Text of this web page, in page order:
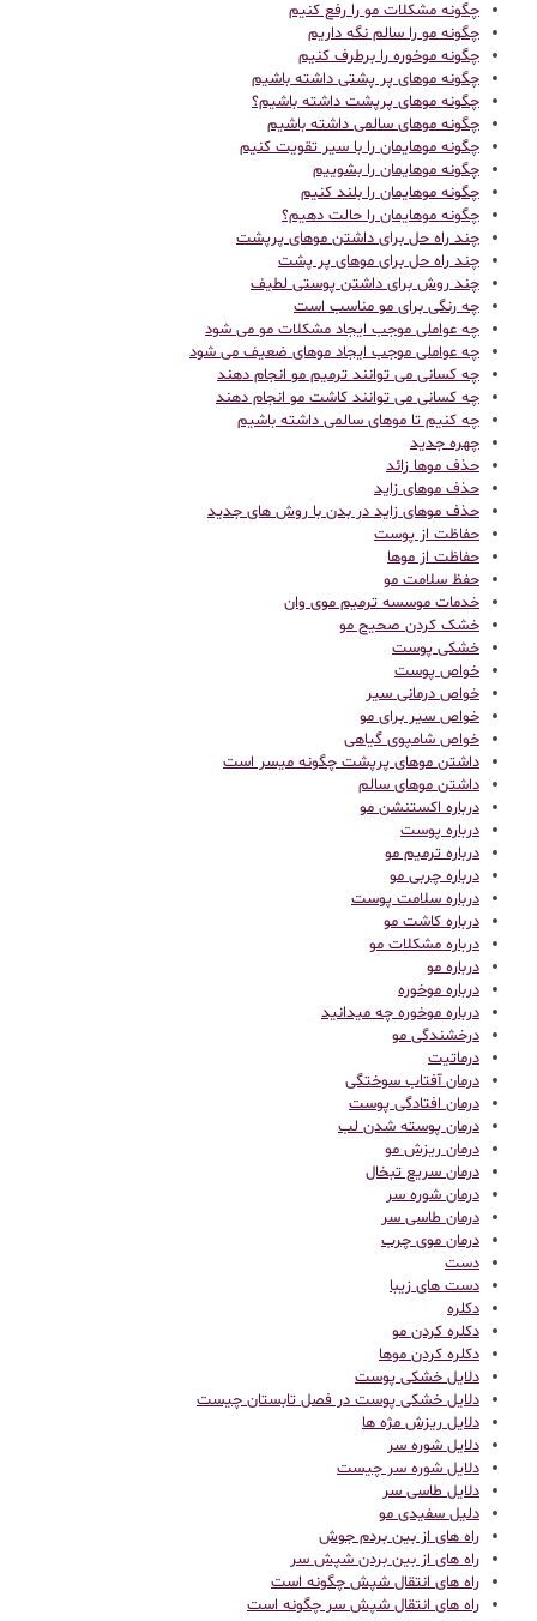
چگونه مشکلات مو را رفع کنیم
چگونه مو را سالم نگه داریم
چگونه موخوره را برطرف کنیم
چگونه موهای پر پشتی داشته باشیم
چگونه موهای پرپشت داشته باشیم؟
چگونه موهای سالمی داشته باشیم
چگونه موهایمان را با سیر تقویت کنیم
چگونه موهایمان را بشوییم
چگونه موهایمان را بلند کنیم
چگونه موهایمان را حالت دهیم؟
چند راه حل برای داشتن موهای پرپشت
چند راه حل برای موهای پر پشت
چند روش برای داشتن پوستی لطیف
چه رنگی برای مو مناسب است
چه عواملی موجب ایجاد مشکلات مو می شود
چه عواملی موجب ایجاد موهای ضعیف می شود
چه کسانی می توانند ترمیم مو انجام دهند
چه کسانی می توانند کاشت مو انجام دهند
چه کنیم تا موهای سالمی داشته باشیم
چهره جدید
حذف موها زائد
حذف موهای زاید
حذف موهای زاید در بدن با روش های جدید
حفاظت از پوست
حفاظت از موها
حفظ سلامت مو
خدمات موسسه ترمیم موی وان
خشک کردن صحیح مو
خشکی پوست
خواص پوست
خواص درمانی سیر
خواص سیر برای مو
خواص شامپوی گیاهی
داشتن موهای پرپشت چگونه میسر است
داشتن موهای سالم
درباره اکستنشن مو
درباره پوست
درباره ترمیم مو
درباره چربی مو
درباره سلامت پوست
درباره کاشت مو
درباره مشکلات مو
درباره مو
درباره موخوره
درباره موخوره چه میدانید
درخشندگی مو
درماتیت
درمان آفتاب سوختگی
درمان افتادگی پوست
درمان پوسته شدن لب
درمان ریزش مو
درمان سریع تبخال
درمان شوره سر
درمان طاسی سر
درمان موی چرب
دست
دست های زیبا
دکلره
دکلره کردن مو
دکلره کردن موها
دلایل خشکی پوست
دلایل خشکی پوست در فصل تابستان چیست
دلایل ریزش مژه ها
دلایل شوره سر
دلایل شوره سر چیست
دلایل طاسی سر
دلیل سفیدی مو
راه های از بین بردم جوش
راه های از بین بردن شپش سر
راه های انتقال شپش چگونه است
راه های انتقال شپش سر چگونه است